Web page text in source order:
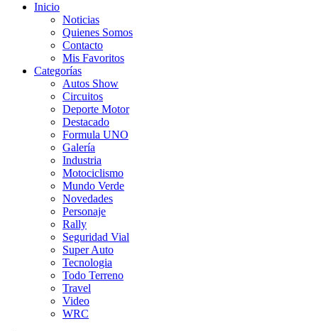
Inicio
Noticias
Quienes Somos
Contacto
Mis Favoritos
Categorías
Autos Show
Circuitos
Deporte Motor
Destacado
Formula UNO
Galería
Industria
Motociclismo
Mundo Verde
Novedades
Personaje
Rally
Seguridad Vial
Super Auto
Tecnologia
Todo Terreno
Travel
Video
WRC